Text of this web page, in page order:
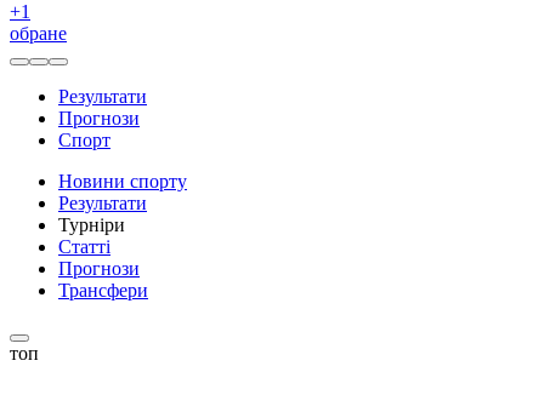
+1
обране
Результати
Прогнози
Спорт
Новини спорту
Результати
Турніри
Статті
Прогнози
Трансфери
топ